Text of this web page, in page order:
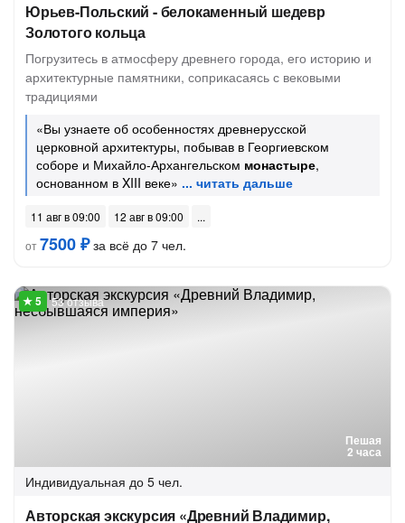
Юрьев-Польский - белокаменный шедевр
Золотого кольца
Погрузитесь в атмосферу древнего города, его историю и
архитектурные памятники, соприкасаясь с вековыми
традициями
«Вы узнаете об особенностях древнерусской
церковной архитектуры, побывав в Георгиевском
соборе и Михайло-Архангельском монастыре,
основанном в XIII веке»
11 авг в 09:00
12 авг в 09:00
от7500 ₽за всё до 7 чел.
Пешая
2 часа
53 отзыва
Индивидуальная до 5 чел.
Авторская экскурсия «Древний Владимир,